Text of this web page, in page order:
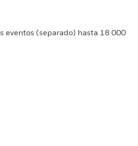
eventos (separado) hasta 18 000